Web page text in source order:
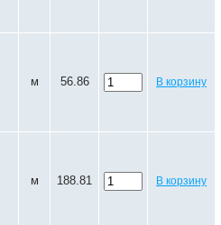
м 56.86 В корзину
м 188.81 В корзину